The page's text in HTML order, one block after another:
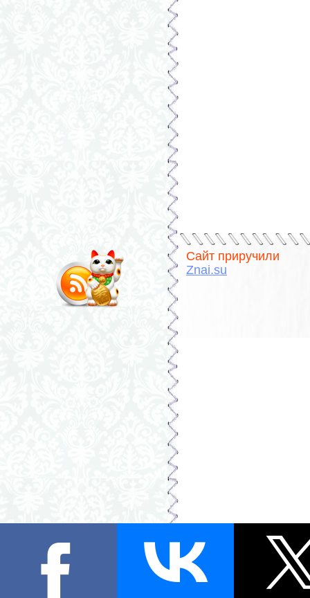
Сайт приручили
Znai.su